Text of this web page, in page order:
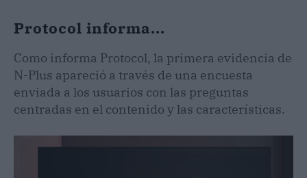
Protocol informa...
Como informa Protocol, la primera evidencia de
N-Plus apareció a través de una encuesta
enviada a los usuarios con las preguntas
centradas en el contenido y las características.